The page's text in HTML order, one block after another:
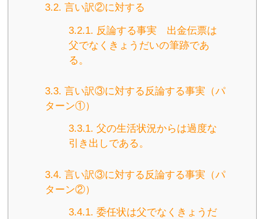
3.2. 言い訳②に対する
3.2.1. 反論する事実 出金伝票は
父でなくきょうだいの筆跡であ
る。
3.3. 言い訳③に対する反論する事実（パ
ターン①）
3.3.1. 父の生活状況からは過度な
引き出しである。
3.4. 言い訳③に対する反論する事実（パ
ターン②）
3.4.1. 委任状は父でなくきょうだ